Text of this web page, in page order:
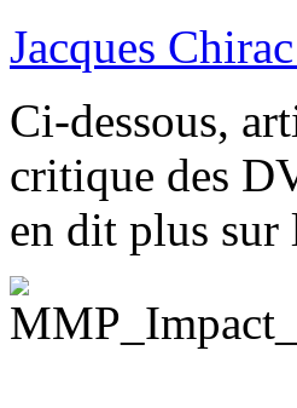
Jacques
Ci-dessous,
critique des
en dit plus sur